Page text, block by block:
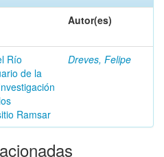
Autor(es)
Río
de la
Ramsar
Dreves, Felipe